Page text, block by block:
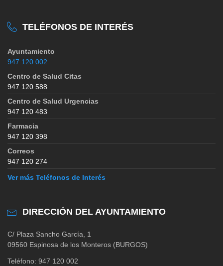
TELÉFONOS DE INTERÉS
Ayuntamiento
947 120 002
Centro de Salud Citas
947 120 588
Centro de Salud Urgencias
947 120 483
Farmacia
947 120 398
Correos
947 120 274
Ver más Teléfonos de Interés
DIRECCIÓN DEL AYUNTAMIENTO
C/ Plaza Sancho García, 1
09560 Espinosa de los Monteros (BURGOS)
Teléfono: 947 120 002